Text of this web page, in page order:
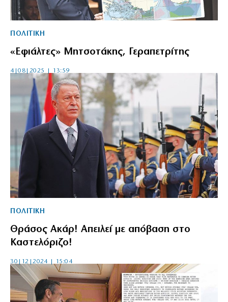
ΠΟΛΙΤΙΚΗ
«Εφιάλτες» Μητσοτάκης, Γεραπετρίτης
4|08|2025 | 13:59
ΠΟΛΙΤΙΚΗ
Θράσος Ακάρ! Απειλεί με απόβαση στο
Καστελόριζο!
30|12|2024 | 15:04